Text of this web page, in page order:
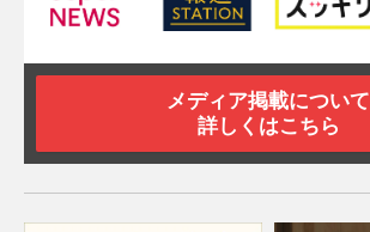
メディア掲載について
詳しくはこちら